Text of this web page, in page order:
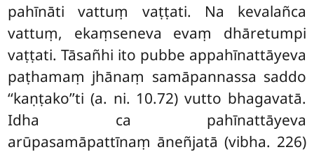
pahīnāti vattuṃ vaṭṭati. Na kevalañca
vattuṃ, ekaṃseneva evaṃ dhāretumpi
vaṭṭati. Tāsañhi ito pubbe appahīnattāyeva
paṭhamaṃ jhānaṃ samāpannassa saddo
‘‘kaṇṭako’’ti (a. ni. 10.72) vutto bhagavatā.
Idha ca pahīnattāyeva
arūpasamāpattīnaṃ āneñjatā (vibha. 226)